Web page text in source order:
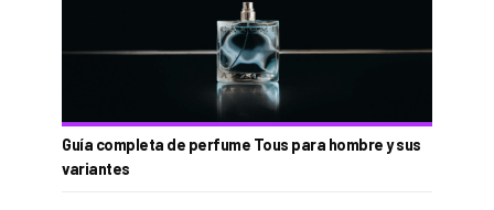
Guía completa de perfume Tous para hombre y sus
variantes